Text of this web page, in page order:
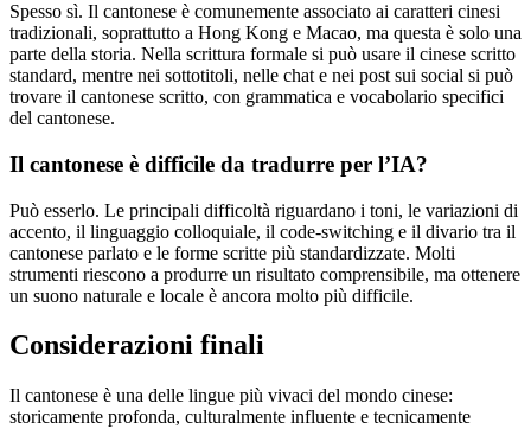
Spesso sì. Il cantonese è comunemente associato ai caratteri cinesi
tradizionali, soprattutto a Hong Kong e Macao, ma questa è solo una
parte della storia. Nella scrittura formale si può usare il cinese scritto
standard, mentre nei sottotitoli, nelle chat e nei post sui social si può
trovare il cantonese scritto, con grammatica e vocabolario specifici
del cantonese.
Il cantonese è difficile da tradurre per l’IA?
Può esserlo. Le principali difficoltà riguardano i toni, le variazioni di
accento, il linguaggio colloquiale, il code-switching e il divario tra il
cantonese parlato e le forme scritte più standardizzate. Molti
strumenti riescono a produrre un risultato comprensibile, ma ottenere
un suono naturale e locale è ancora molto più difficile.
Considerazioni finali
Il cantonese è una delle lingue più vivaci del mondo cinese:
storicamente profonda, culturalmente influente e tecnicamente